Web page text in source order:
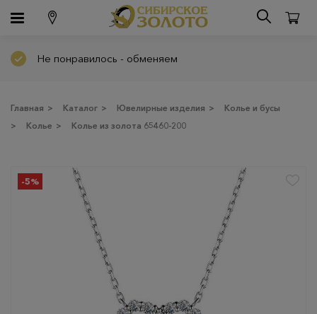
Не понравилось - обменяем
Главная > Каталог > Ювелирные изделия >
Колье и бусы
>
Колье > Колье из золота 65460-200
-5%